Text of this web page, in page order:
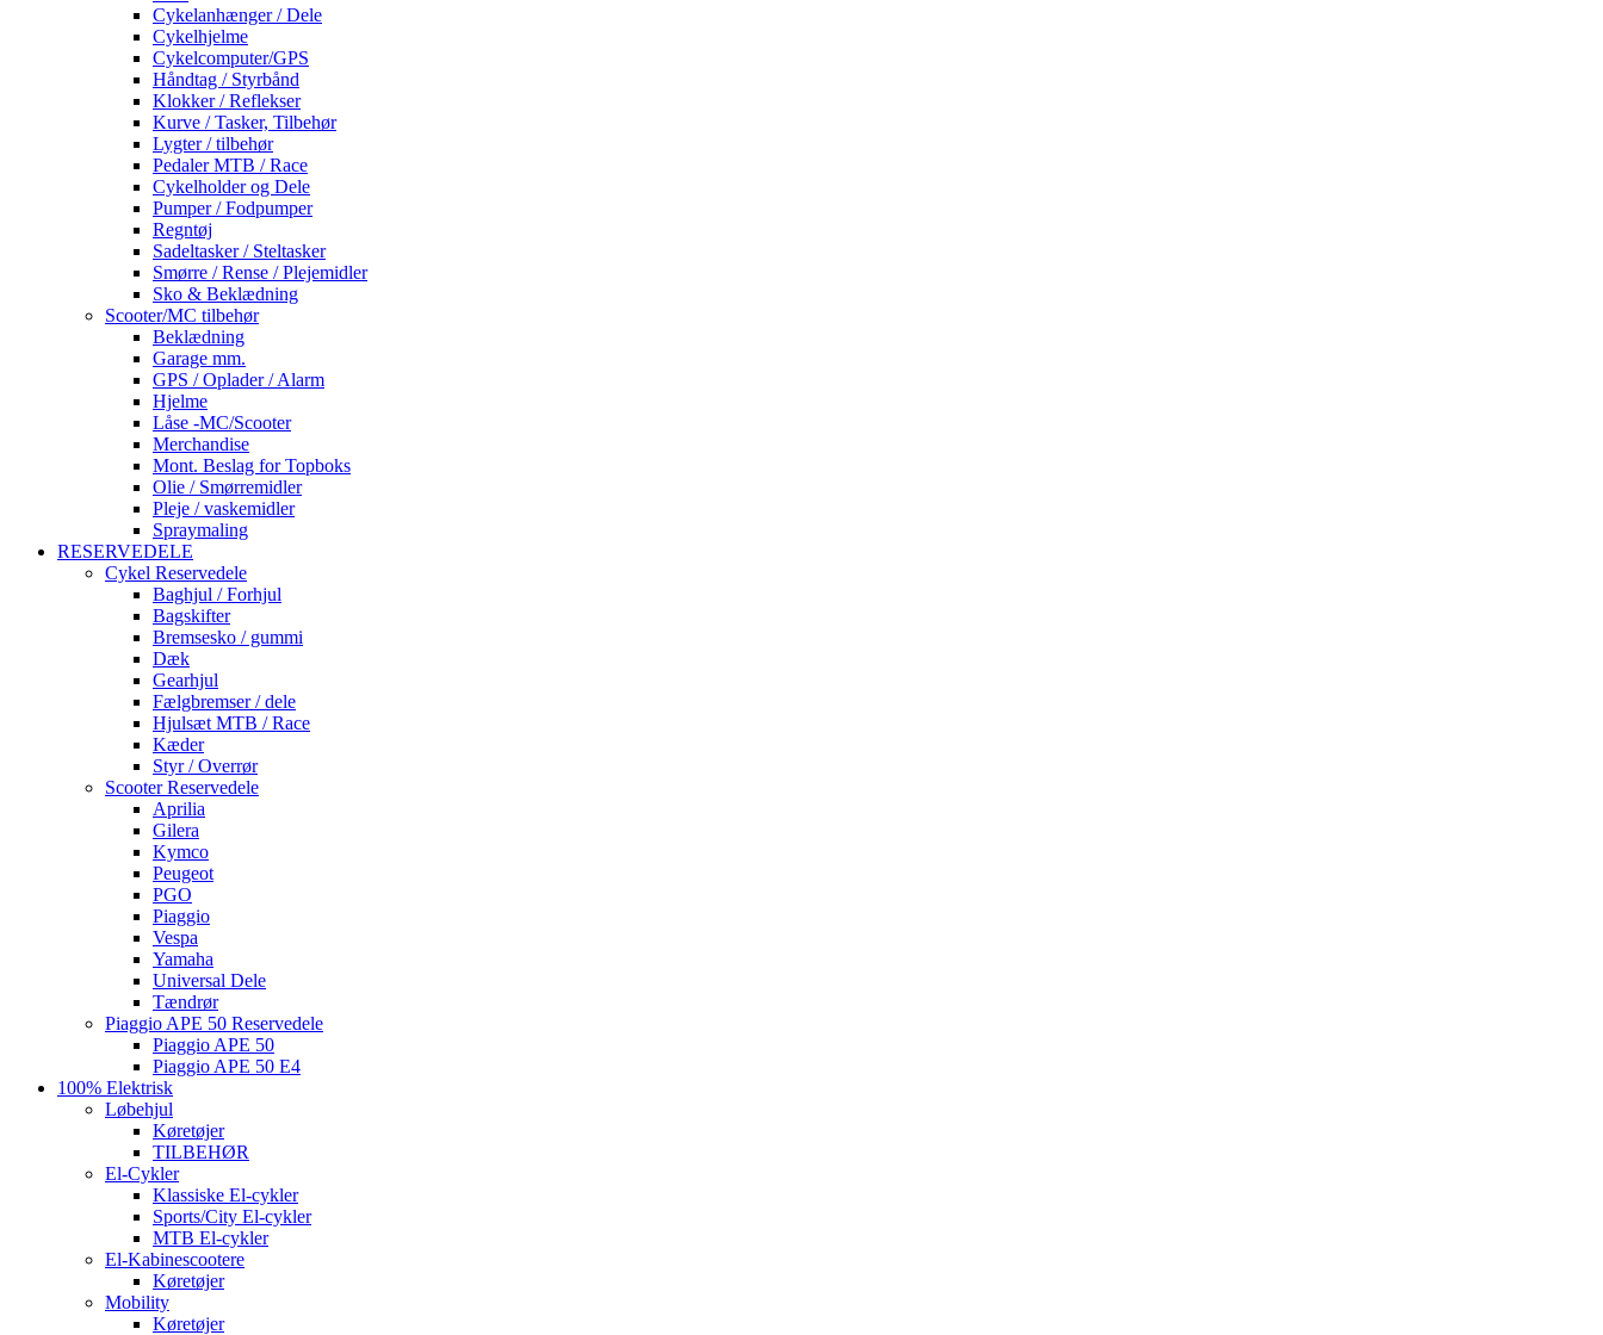
Cykelanhænger / Dele
Cykelhjelme
Cykelcomputer/GPS
Håndtag / Styrbånd
Klokker / Reflekser
Kurve / Tasker, Tilbehør
Lygter / tilbehør
Pedaler MTB / Race
Cykelholder og Dele
Pumper / Fodpumper
Regntøj
Sadeltasker / Steltasker
Smørre / Rense / Plejemidler
Sko & Beklædning
Scooter/MC tilbehør
Beklædning
Garage mm.
GPS / Oplader / Alarm
Hjelme
Låse -MC/Scooter
Merchandise
Mont. Beslag for Topboks
Olie / Smørremidler
Pleje / vaskemidler
Spraymaling
RESERVEDELE
Cykel Reservedele
Baghjul / Forhjul
Bagskifter
Bremsesko / gummi
Dæk
Gearhjul
Fælgbremser / dele
Hjulsæt MTB / Race
Kæder
Styr / Overrør
Scooter Reservedele
Aprilia
Gilera
Kymco
Peugeot
PGO
Piaggio
Vespa
Yamaha
Universal Dele
Tændrør
Piaggio APE 50 Reservedele
Piaggio APE 50
Piaggio APE 50 E4
100% Elektrisk
Løbehjul
Køretøjer
TILBEHØR
El-Cykler
Klassiske El-cykler
Sports/City El-cykler
MTB El-cykler
El-Kabinescootere
Køretøjer
Mobility
Køretøjer